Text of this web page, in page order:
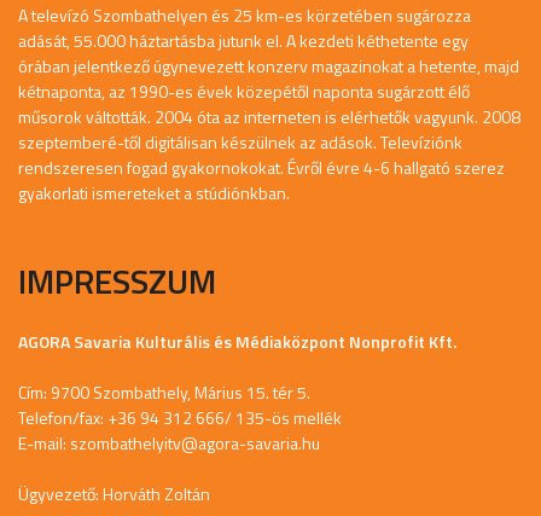
A televízó Szombathelyen és 25 km-es körzetében sugározza
adását, 55.000 háztartásba jutunk el. A kezdeti kéthetente egy
órában jelentkező úgynevezett konzerv magazinokat a hetente, majd
kétnaponta, az 1990-es évek közepétől naponta sugárzott élő
műsorok váltották. 2004 óta az interneten is elérhetők vagyunk. 2008
szeptemberé-től digitálisan készülnek az adások. Televíziónk
rendszeresen fogad gyakornokokat. Évről évre 4-6 hallgató szerez
gyakorlati ismereteket a stúdiónkban.
IMPRESSZUM
AGORA Savaria Kulturális és Médiaközpont Nonprofit Kft.
Cím: 9700 Szombathely, Márius 15. tér 5.
Telefon/fax: +36 94 312 666/ 135-ös mellék
E-mail: szombathelyitv@agora-savaria.hu
Ügyvezető: Horváth Zoltán